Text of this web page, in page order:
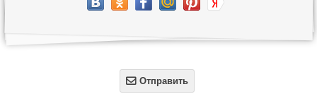
 Отправить